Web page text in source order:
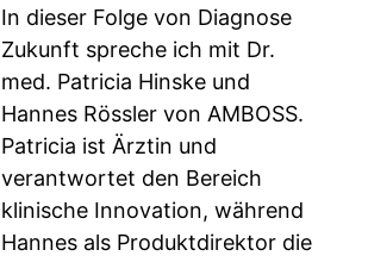
In dieser Folge von Diagnose
Zukunft spreche ich mit Dr.
med. Patricia Hinske und
Hannes Rössler von AMBOSS.
Patricia ist Ärztin und
verantwortet den Bereich
klinische Innovation, während
Hannes als Produktdirektor die